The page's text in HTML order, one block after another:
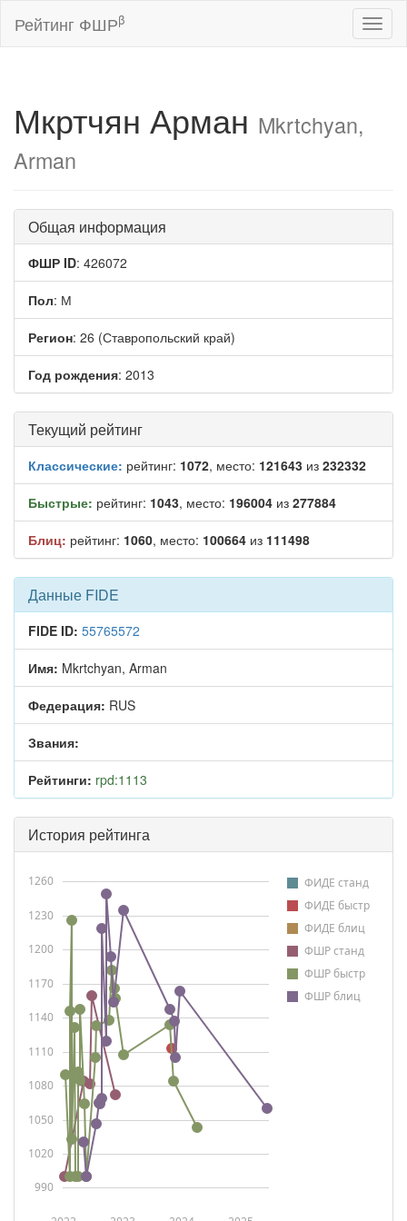
Рейтинг ФШРβ
Мкртчян Арман Mkrtchyan,
Arman
Общая информация
ФШР ID: 426072
Пол: М
Регион: 26 (Ставропольский край)
Год рождения: 2013
Текущий рейтинг
Классические: рейтинг: 1072, место: 121643 из 232332
Быстрые: рейтинг: 1043, место: 196004 из 277884
Блиц: рейтинг: 1060, место: 100664 из 111498
Данные FIDE
FIDE ID: 55765572
Имя: Mkrtchyan, Arman
Федерация: RUS
Звания:
Рейтинги: rpd:1113
История рейтинга
ФИДЕ станд
ФИДЕ быстр
ФИДЕ блиц
ФШР станд
ФШР быстр
ФШР блиц
990
1020
1050
1080
1110
1140
1170
1200
1230
1260